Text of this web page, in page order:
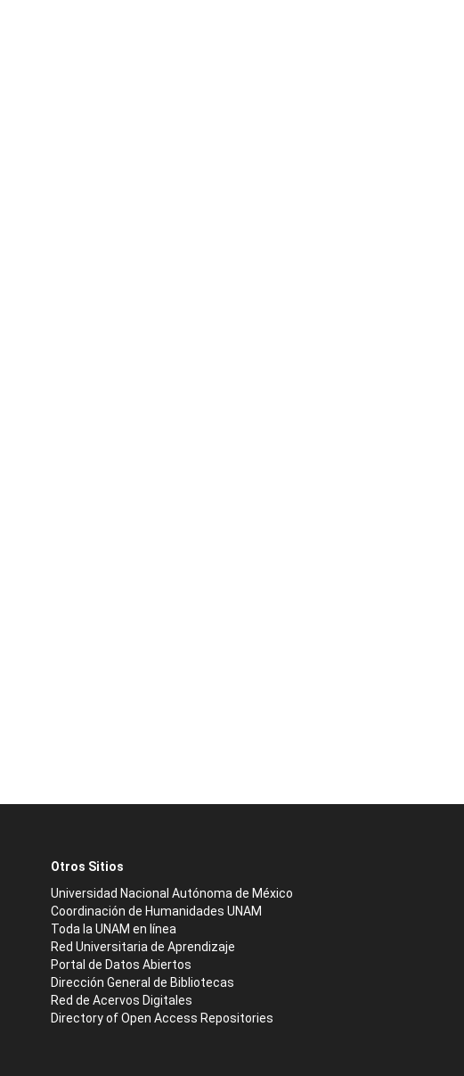
Otros Sitios
Universidad Nacional Autónoma de México
Coordinación de Humanidades UNAM
Toda la UNAM en línea
Red Universitaria de Aprendizaje
Portal de Datos Abiertos
Dirección General de Bibliotecas
Red de Acervos Digitales
Directory of Open Access Repositories